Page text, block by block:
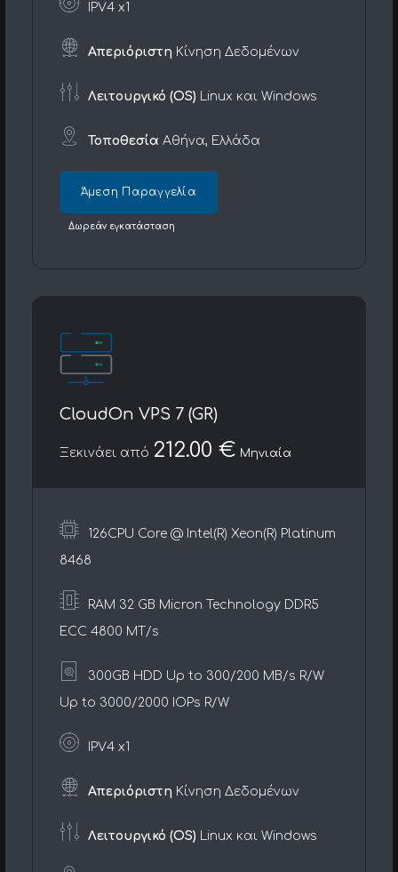
IPV4 x1
Απεριόριστη Κίνηση Δεδομένων
Λειτουργικό (OS) Linux και Windows
Τοποθεσία Αθήνα, Ελλάδα
Άμεση Παραγγελία
Δωρεάν εγκατάσταση
CloudOn VPS 7 (GR)
Ξεκινάει από 212.00 € Μηνιαία
126CPU Core @ Intel(R) Xeon(R) Platinum
8468
RAM 32 GB Micron Technology DDR5
ECC 4800 MT/s
300GB HDD Up to 300/200 MB/s R/W
Up to 3000/2000 IOPs R/W
IPV4 x1
Απεριόριστη Κίνηση Δεδομένων
Λειτουργικό (OS) Linux και Windows